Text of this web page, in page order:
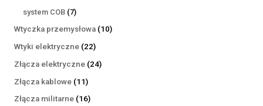
system COB 77
produktów
Wtyczka przemysłowa 1010
Wtyki elektryczne 2222
produkty
Złącza elektryczne 2424
Złącza kablowe 1111
produktów
Złącza militarne 1616